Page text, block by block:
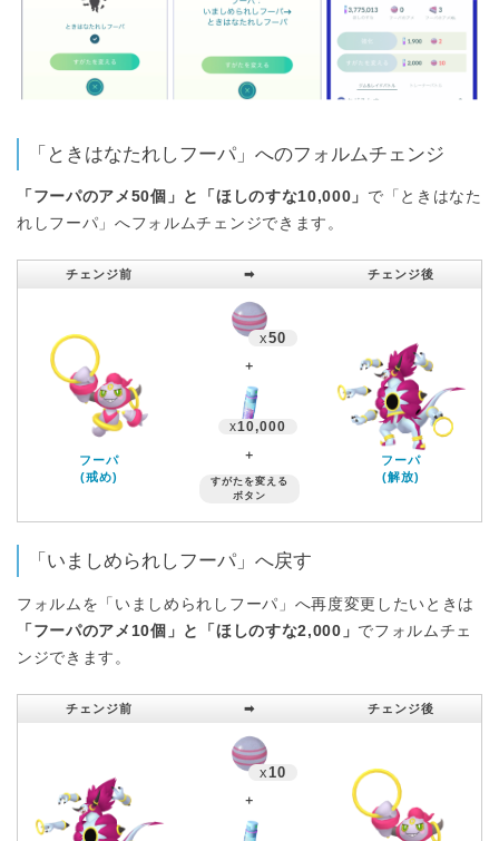
「ときはなたれしフーパ」へのフォルムチェンジ
「フーパのアメ50個」と「ほしのすな10,000」 で「ときはなた
れしフーパ」へフォルムチェンジできます。
チェンジ前 ➡︎ チェンジ後
フーパ
(戒め)
x50
＋
x10,000
＋
すがたを変える
ボタン
フーパ
(解放)
「いましめられしフーパ」へ戻す
フォルムを「いましめられしフーパ」へ再度変更したいときは
「フーパのアメ10個」と「ほしのすな2,000」 でフォルムチェ
ンジできます。
チェンジ前 ➡︎ チェンジ後
x10
＋